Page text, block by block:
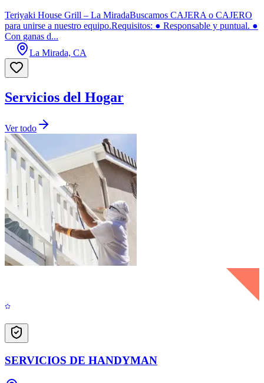
Teriyaki House Grill – La MiradaBuscamos CAJERA o CAJERO
para unirse a nuestro equipo.Requisitos: ● Responsable y puntual. ●
Con ganas d...
La Mirada, CA
Servicios del Hogar
Ver todo
SERVICIOS DE HANDYMAN